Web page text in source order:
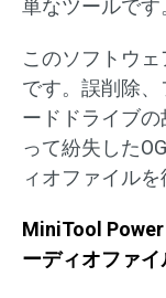
単なツールです
このソフトウ
です。誤削除
ードドライブ
って紛失した
ィオファイルを
MiniTool Power
ーディオファ